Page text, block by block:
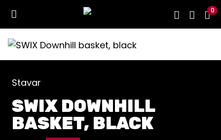
0
Stavar
SWIX DOWNHILL
BASKET, BLACK